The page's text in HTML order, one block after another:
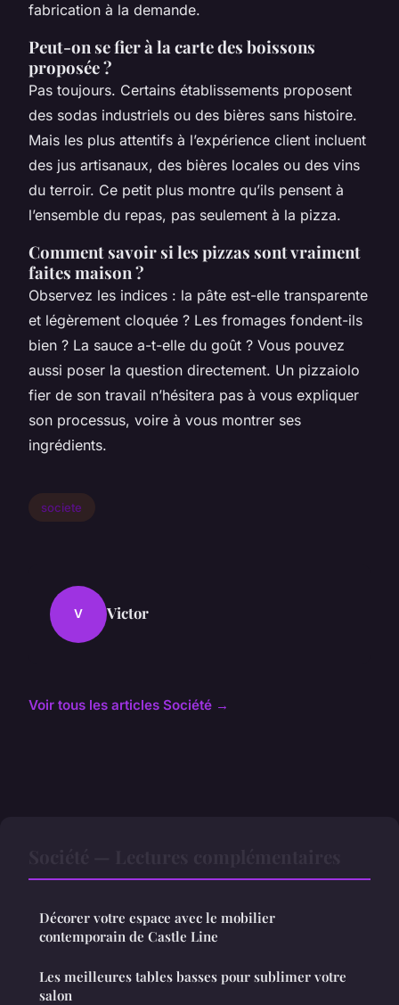
fabrication à la demande.
Peut-on se fier à la carte des boissons
proposée ?
Pas toujours. Certains établissements proposent
des sodas industriels ou des bières sans histoire.
Mais les plus attentifs à l’expérience client incluent
des jus artisanaux, des bières locales ou des vins
du terroir. Ce petit plus montre qu’ils pensent à
l’ensemble du repas, pas seulement à la pizza.
Comment savoir si les pizzas sont vraiment
faites maison ?
Observez les indices : la pâte est-elle transparente
et légèrement cloquée ? Les fromages fondent-ils
bien ? La sauce a-t-elle du goût ? Vous pouvez
aussi poser la question directement. Un pizzaiolo
fier de son travail n’hésitera pas à vous expliquer
son processus, voire à vous montrer ses
ingrédients.
societe
V Victor
Voir tous les articles Société →
Décorer votre espace avec le mobilier
contemporain de Castle Line
Les meilleures tables basses pour sublimer votre
salon